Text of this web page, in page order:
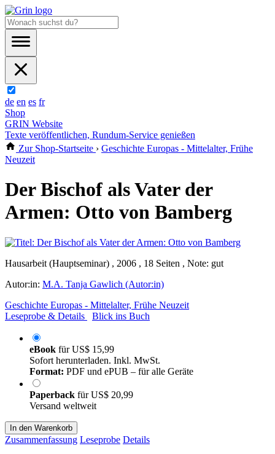
de en es fr
Shop
GRIN Website
Texte veröffentlichen, Rundum-Service genießen
Zur Shop-Startseite › Geschichte Europas - Mittelalter, Frühe
Neuzeit
Der Bischof als Vater der
Armen: Otto von Bamberg
Hausarbeit (Hauptseminar) , 2006 , 18 Seiten , Note: gut
Autor:in: M.A. Tanja Gawlich (Autor:in)
Geschichte Europas - Mittelalter, Frühe Neuzeit
Leseprobe & Details
Blick ins Buch
eBook fürUS$ 15,99
Sofort herunterladen. Inkl. MwSt.
Format: PDF und ePUB – für alle Geräte
Paperback fürUS$ 20,99
Versand weltweit
In den Warenkorb
Zusammenfassung Leseprobe Details